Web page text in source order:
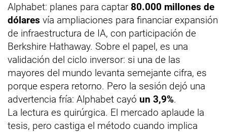
Alphabet: planes para captar 80.000 millones de
dólares vía ampliaciones para financiar expansión
de infraestructura de IA, con participación de
Berkshire Hathaway. Sobre el papel, es una
validación del ciclo inversor: si una de las
mayores del mundo levanta semejante cifra, es
porque espera retorno. Pero la sesión dejó una
advertencia fría: Alphabet cayó un 3,9%.
La lectura es quirúrgica. El mercado aplaude la
tesis, pero castiga el método cuando implica